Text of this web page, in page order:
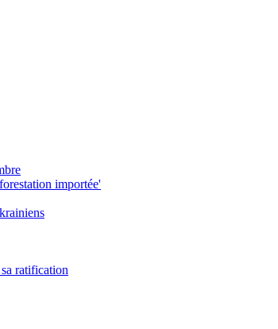
importée'
ratification